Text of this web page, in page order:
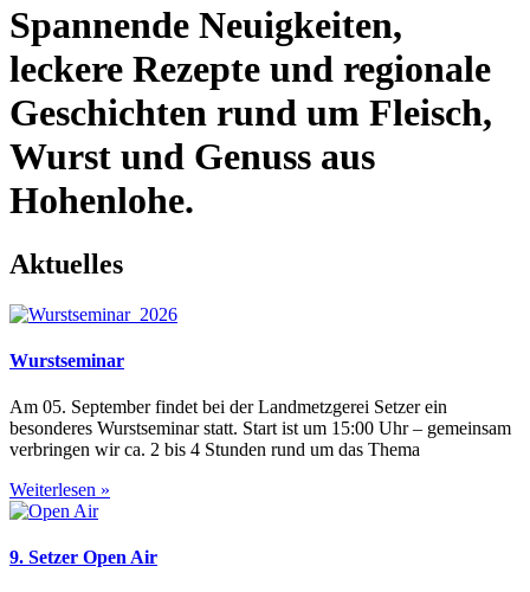
Spannende Neuigkeiten,
leckere Rezepte und regionale
Geschichten rund um Fleisch,
Wurst und Genuss aus
Hohenlohe.
Aktuelles
Wurstseminar
Am 05. September findet bei der Landmetzgerei Setzer ein
besonderes Wurstseminar statt. Start ist um 15:00 Uhr – gemeinsam
verbringen wir ca. 2 bis 4 Stunden rund um das Thema
Weiterlesen »
9. Setzer Open Air